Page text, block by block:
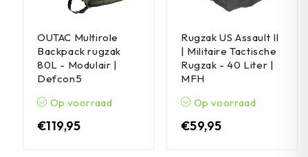
OUTAC Multirole
Backpack rugzak
80L - Modulair |
Defcon5
Op voorraad
€119,95
Rugzak US Assault II
| Militaire Tactische
Rugzak - 40 Liter |
MFH
Op voorraad
€59,95